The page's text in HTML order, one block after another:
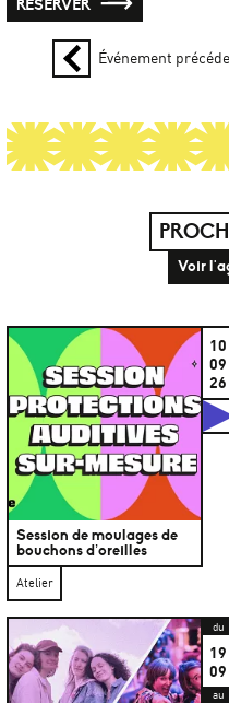
Événement
Voir
Session de moulages de
bouchons d’oreilles
10
09
26
Atelier
du
19
09
au